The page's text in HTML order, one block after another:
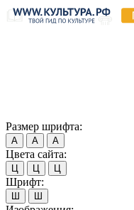
Размер шрифта:
А А А
Цвета сайта:
Ц Ц Ц
Шрифт:
Ш Ш